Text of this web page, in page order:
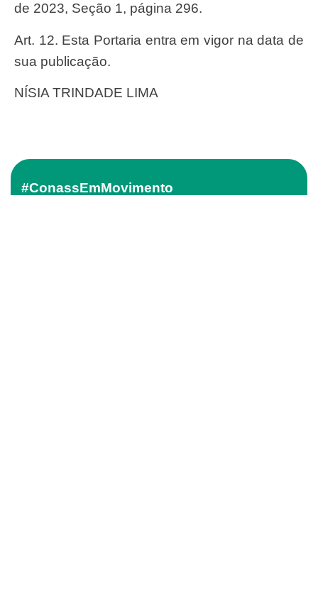
de 2023, Seção 1, página 296.
Art. 12. Esta Portaria entra em vigor na data de
sua publicação.
NÍSIA TRINDADE LIMA
#ConassEmMovimento